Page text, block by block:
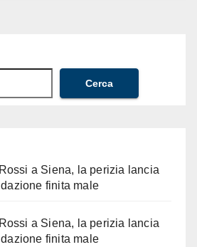
Cerca
a Siena, la perizia lancia
finita male
a Siena, la perizia lancia
finita male